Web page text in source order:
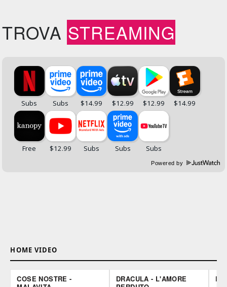
TROVA STREAMING
Powered by
HOME VIDEO
COSE NOSTRE -
DRACULA - L'AMORE